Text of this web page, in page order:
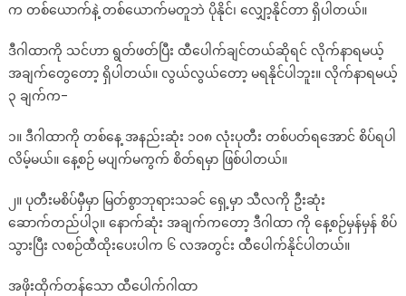
က တစ်ယောက်နဲ့ တစ်ယောက်မတူဘဲ ပိုနိုင်၊ လျှော့နိုင်တာ ရှိပါတယ်။
ဒီဂါထာကို သင်ဟာ ရွတ်ဖတ်ပြီး ထီပေါက်ချင်တယ်ဆိုရင် လိုက်နာရမယ့်
အချက်တွေတော့ ရှိပါတယ်။ လွယ်လွယ်တော့ မရနိုင်ပါဘူး။ လိုက်နာရမယ့်
၃ ချက်က-
၁။ ဒီဂါထာကို တစ်နေ့ အနည်းဆုံး ၁၀၈ လုံးပုတီး တစ်ပတ်ရအောင် စိပ်ရပါ
လိမ့်မယ်။ နေ့စဉ် မပျက်မကွက် စိတ်ရမှာ ဖြစ်ပါတယ်။
၂။ ပုတီးမစိပ်မှီမှာ မြတ်စွာဘုရားသခင် ရှေ့မှာ သီလကို ဦးဆုံး
ဆောက်တည်ပါ၃။ နောက်ဆုံး အချက်ကတော့ ဒီဂါထာ ကို နေ့စဉ်မှန်မှန် စိပ်
သွားပြီး လစဉ်ထီထိုးပေးပါက ၆ လအတွင်း ထီပေါက်နိုင်ပါတယ်။
အဖိုးထိုက်တန်သော ထီပေါက်ဂါထာ